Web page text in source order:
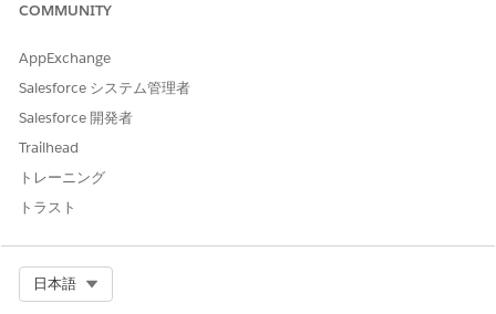
ザーがこれらのプロモーションを取引に適用できるようにしま
COMMUNITY
AppExchange
Salesforce システム管理者
Salesforce 開発者
Trailhead
トレーニング
トラスト
日本語